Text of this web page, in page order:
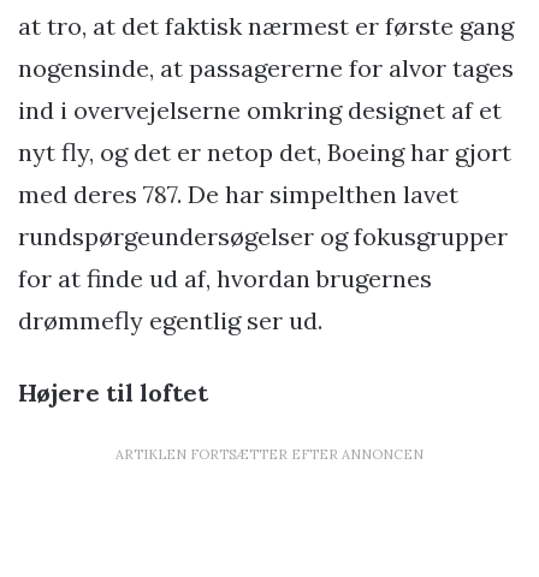
at tro, at det faktisk nærmest er første gang
nogensinde, at passagererne for alvor tages
ind i overvejelserne omkring designet af et
nyt fly, og det er netop det, Boeing har gjort
med deres 787. De har simpelthen lavet
rundspørgeundersøgelser og fokusgrupper
for at finde ud af, hvordan brugernes
drømmefly egentlig ser ud.
Højere til loftet
ARTIKLEN FORTSÆTTER EFTER ANNONCEN